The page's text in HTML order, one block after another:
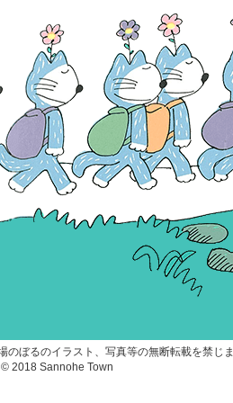
のぼるのイラスト、写真等の無断転載を禁じ
© 2018 Sannohe Town